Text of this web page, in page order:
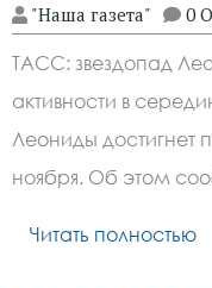
"Наша газета" 0
ТАСС: звездопад
активности в
Леониды достигнет
ноября. Об этом
Читать полностью